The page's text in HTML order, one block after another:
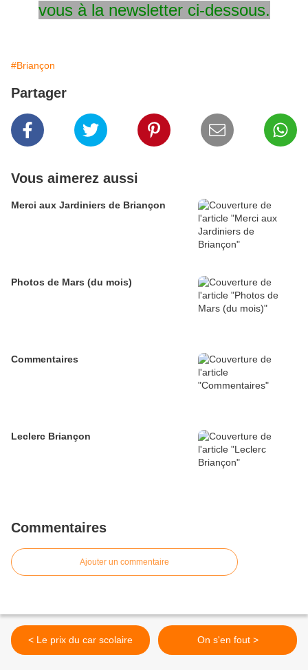
vous à la newsletter ci-dessous.
#Briançon
Partager
Vous aimerez aussi
Merci aux Jardiniers de Briançon
Photos de Mars (du mois)
Commentaires
Leclerc Briançon
Commentaires
Ajouter un commentaire
< Le prix du car scolaire On s'en fout >